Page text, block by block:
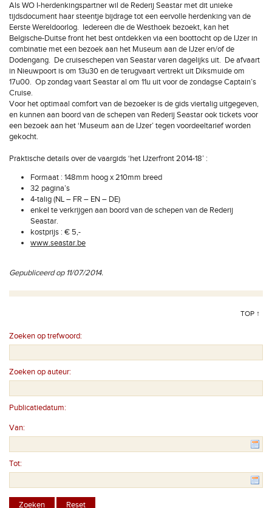
Als WO I-herdenkingspartner wil de Rederij Seastar met dit unieke
tijdsdocument haar steentje bijdrage tot een eervolle herdenking van de
Eerste Wereldoorlog. Iedereen die de Westhoek bezoekt, kan het
Belgische-Duitse front het best ontdekken via een boottocht op de IJzer in
combinatie met een bezoek aan het Museum aan de IJzer en/of de
Dodengang. De cruiseschepen van Seastar varen dagelijks uit. De afvaart
in Nieuwpoort is om 13u30 en de terugvaart vertrekt uit Diksmuide om
17u00. Op zondag vaart Seastar al om 11u uit voor de zondagse Captain’s
Cruise.
Voor het optimaal comfort van de bezoeker is de gids viertalig uitgegeven,
en kunnen aan boord van de schepen van Rederij Seastar ook tickets voor
een bezoek aan het ‘Museum aan de IJzer’ tegen voordeeltarief worden
gekocht.
Praktische details over de vaargids ‘het IJzerfront 2014-18’ :
Formaat : 148mm hoog x 210mm breed
32 pagina’s
4-talig (NL – FR – EN – DE)
enkel te verkrijgen aan boord van de schepen van de Rederij
Seastar.
kostprijs : € 5,-
www.seastar.be
Gepubliceerd op 11/07/2014.
TOP ↑
Zoeken op trefwoord:
Zoeken op auteur:
Publicatiedatum:
Van:
Tot: